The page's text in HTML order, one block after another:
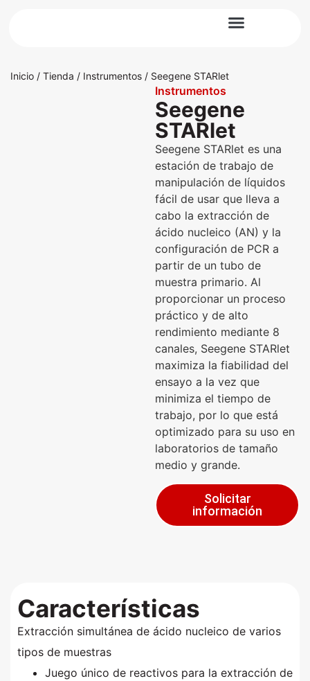
Inicio / Tienda / Instrumentos / Seegene STARlet
Instrumentos
Seegene
STARlet
Seegene STARlet es una
estación de trabajo de
manipulación de líquidos
fácil de usar que lleva a
cabo la extracción de
ácido nucleico (AN) y la
configuración de PCR a
partir de un tubo de
muestra primario. Al
proporcionar un proceso
práctico y de alto
rendimiento mediante 8
canales, Seegene STARlet
maximiza la fiabilidad del
ensayo a la vez que
minimiza el tiempo de
trabajo, por lo que está
optimizado para su uso en
laboratorios de tamaño
medio y grande.
Solicitar
información
Características
Extracción simultánea de ácido nucleico de varios
tipos de muestras
Juego único de reactivos para la extracción de